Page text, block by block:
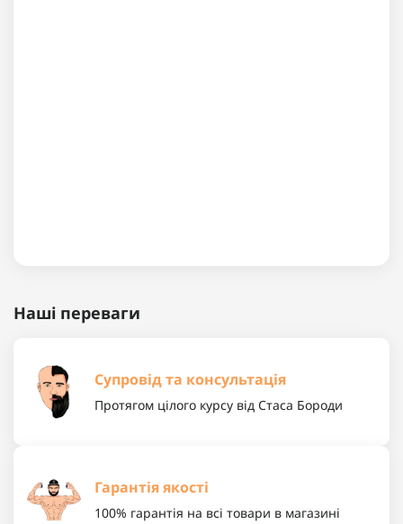
Наші переваги
Супровід та консультація
Протягом цілого курсу від Стаса Бороди
Гарантія якості
100% гарантія на всі товари в магазині